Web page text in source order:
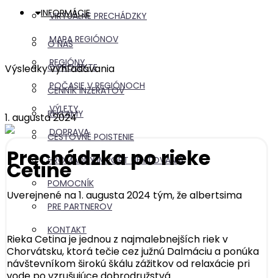
VIRTUÁLNE PRECHÁDZKY
MAPA REGIÓNOV
REGIÓNY
POČASIE V REGIÓNOCH
VÝLETY
DOPRAVA
INFORMÁCIE
O NÁS
O PROJEKTE
CENNÍK INZERÁTOV
REKLAMY
CESTOVNÉ POISTENIE
HROMADNÝ IMPORT UBYTOVANIA
POMOCNÍK
PRE PARTNEROV
KONTAKT
Výsledky vyhľadávania
1. augusta 2024
Prechádzka po rieke
Cetine
Uverejnené na 1. augusta 2024 tým, žealbertsima
Rieka Cetina je jednou z najmalebnejších riek v
Chorvátsku, ktorá tečie cez južnú Dalmáciu a ponúka
návštevníkom širokú škálu zážitkov od relaxácie pri